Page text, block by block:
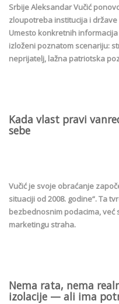
Srbije Aleksandar Vučić
zloupotreba institucija i
Umesto konkretnih
izloženi poznatom scenariju:
neprijatelj, lažna patriotska
Kada vlast pravi
sebe
Vučić je svoje obraćanje
situaciji od 2008. godine“. Ta
bezbednosnim podacima, već
marketingu straha.
Nema rata, nema
izolacije — ali ima